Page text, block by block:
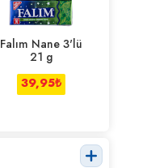
Falım Nane 3'lü
21 g
39,95₺